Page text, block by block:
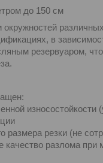
до 150 см
окружностей
в
резервуаром,
износостойкости
размера резки (не
разлома